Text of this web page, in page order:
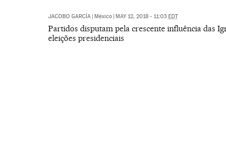
JACOBO GARCÍA | México | MAY 12, 2018 - 11:03 EDT
Partidos disputam pela crescente influência das
eleições presidenciais